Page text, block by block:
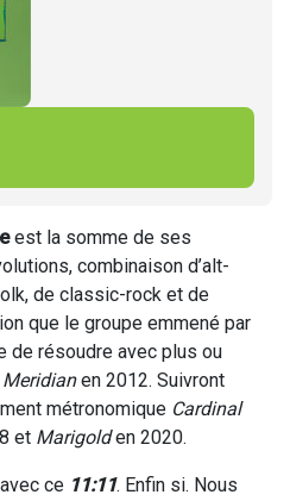
est la somme de ses
combinaison d’alt-
de classic-rock et de
que le groupe emmené par
de résoudre avec plus ou
Meridianen 2012. Suivront
métronomique Cardinal
et Marigolden 2020.
ce 11:11. Enfin si. Nous